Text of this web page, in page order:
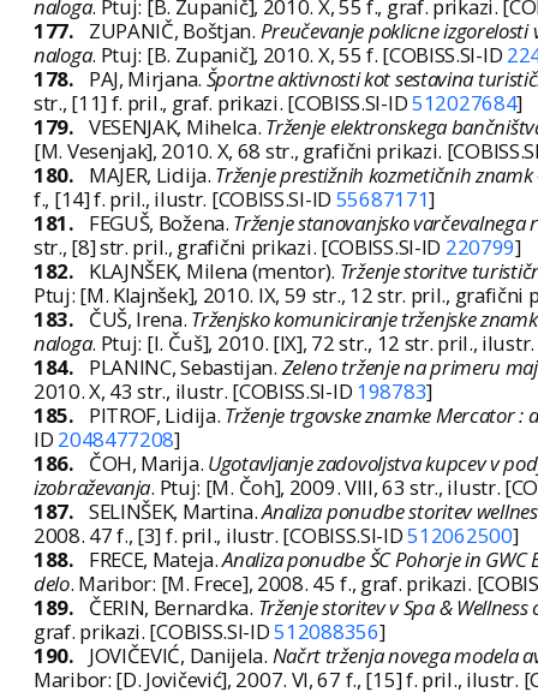
naloga. Ptuj: [B. Zupanič], 2010. X, 55 f., graf. prikazi.
177.
ZUPANIČ, Boštjan. Preučevanje poklicne
naloga. Ptuj: [B. Zupanič], 2010. X, 55 f. [COBISS.SI-ID
178.
PAJ, Mirjana. Športne aktivnosti kot sestavina
str., [11] f. pril., graf. prikazi. [COBISS.SI-ID512027684]
179. VESENJAK, Mihelca. Trženje elektronskega
[M. Vesenjak], 2010. X, 68 str., grafični prikazi.
180.
MAJER, Lidija. Trženje prestižnih kozmetičnih
f., [14] f. pril., ilustr. [COBISS.SI-ID 55687171]
181.
FEGUŠ, Božena. Trženje stanovanjsko
str., [8] str. pril., grafični prikazi. [COBISS.SI-ID 220799]
182.
KLAJNŠEK, Milena (mentor). Trženje storitve
Ptuj: [M. Klajnšek], 2010. IX, 59 str., 12 str. pril., grafični
183.
ČUŠ, Irena. Trženjsko komuniciranje trženjske
naloga. Ptuj: [I. Čuš], 2010. [IX], 72 str., 12 str. pril., ilustr.
184.
PLANINC, Sebastijan. Zeleno trženje na primeru
2010. X, 43 str., ilustr. [COBISS.SI-ID 198783]
185.
PITROF, Lidija. Trženje trgovske znamke Mercator :
ID 2048477208]
186.
ČOH, Marija. Ugotavljanje zadovoljstva kupcev v
izobraževanja. Ptuj: [M. Čoh], 2009. VIII, 63 str., ilustr.
187. SELINŠEK, Martina.Analiza ponudbe storitev
2008. 47 f., [3] f. pril., ilustr. [COBISS.SI-ID512062500]
188.
FRECE, Mateja.Analiza ponudbe ŠC Pohorje in
delo. Maribor: [M. Frece], 2008. 45 f., graf. prikazi.
189.
ČERIN, Bernardka. Trženje storitev v Spa &
graf. prikazi. [COBISS.SI-ID512088356]
190.
JOVIČEVIĆ, Danijela. Načrt trženja novega modela
Maribor: [D. Jovičević], 2007. VI, 67 f., [15] f. pril., ilustr.